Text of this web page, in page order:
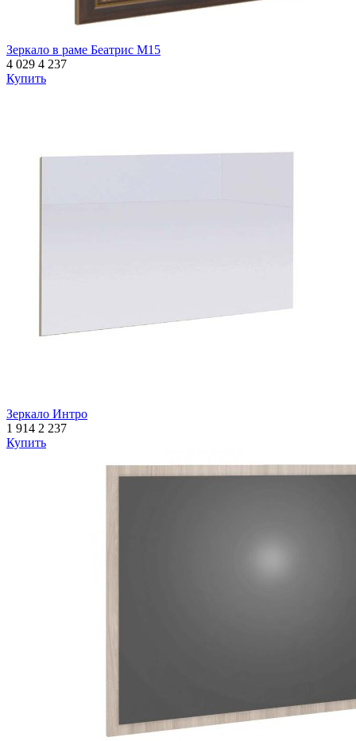
Зеркало в раме Беатрис М15
4 029 4 237
Купить
Зеркало Интро
1 914 2 237
Купить